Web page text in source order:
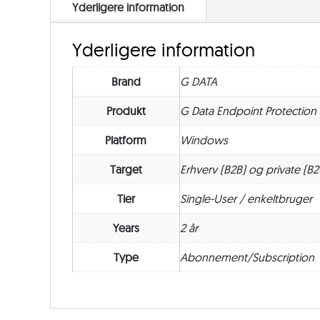
Yderligere information
Yderligere information
Brand G DATA
Produkt G Data Endpoint Protection
Platform Windows
Target Erhverv (B2B) og private
Tier Single-User / enkeltbruger
Years 2 år
Type Abonnement/Subscription